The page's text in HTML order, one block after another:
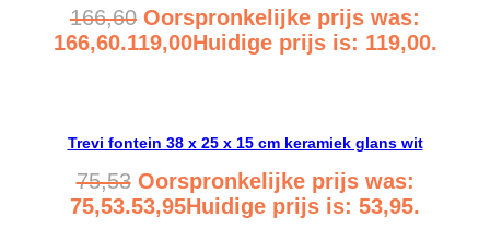
166,60 Oorspronkelijke prijs was:
166,60.119,00Huidige prijs is: 119,00.
Trevi fontein 38 x 25 x 15 cm keramiek glans wit
75,53 Oorspronkelijke prijs was:
75,53.53,95Huidige prijs is: 53,95.